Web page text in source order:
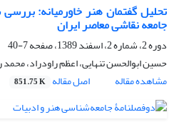
تحلیل گفتمان هنر خاورمیانه:
جامعه نقاشی معاصر ایران
دوره 2، شماره 2، اسفند 1389، صفحه
7-40
حسین ابوالحسن تنهایی، اعظم راودراد،
مشاهده مقاله
اصل مقاله 851.75 K